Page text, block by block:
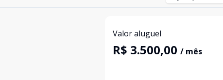
Valor aluguel
R$ 3.500,00 / mês